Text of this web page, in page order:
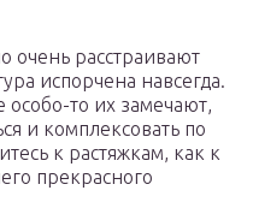
очень расстраивают
испорчена навсегда.
то их замечают,
и комплексовать по
к растяжкам, как к
прекрасного